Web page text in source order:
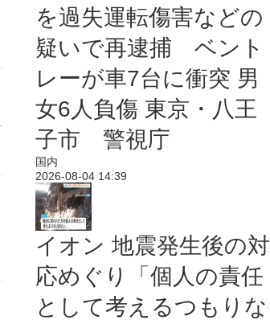
を過失運転傷害などの
疑いで再逮捕 ベント
レーが車7台に衝突 男
女6人負傷 東京・八王
子市 警視庁
国内
2026-08-04 14:39
イオン 地震発生後の対
応めぐり「個人の責任
として考えるつもりな